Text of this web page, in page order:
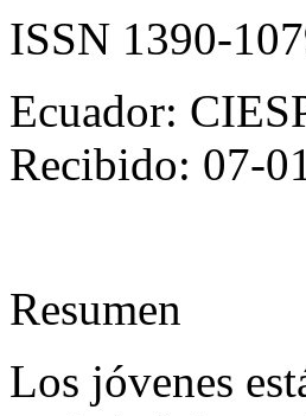
ISSN 1390-
Ecuador:
Recibido: 07-
Resumen
Los jóvenes